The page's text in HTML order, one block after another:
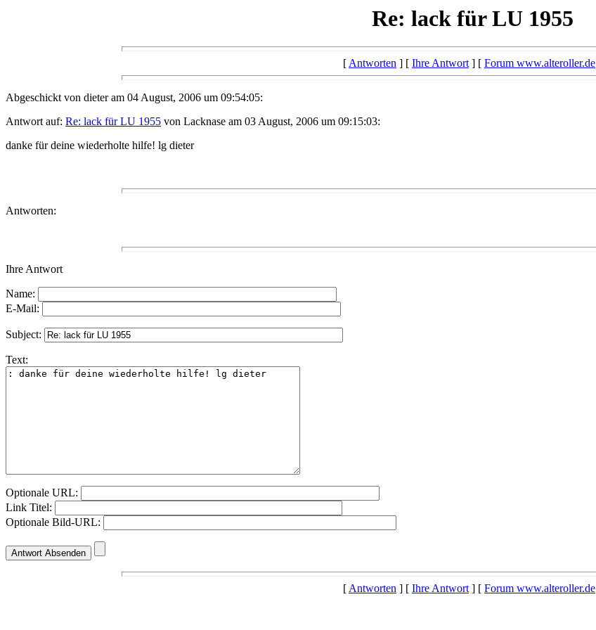
Re: lack für LU 1955
[Antworten ] [ Ihre Antwort] [ Forum www.alteroller.de
Abgeschickt von dieter am 04 August, 2006 um 09:54:05:
Antwort auf: Re: lack für LU 1955 von Lacknase am 03 August, 2006 um 09:15:03:
danke für deine wiederholte hilfe! lg dieter
Antworten:
Ihre Antwort
Name:
E-Mail:
Subject:
Text:
Optionale URL:
Link Titel:
Optionale Bild-URL:
[Antworten ] [ Ihre Antwort] [ Forum www.alteroller.de